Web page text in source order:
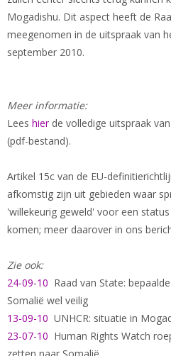
Mogadishu. Dit aspect heeft de
meegenomen in de uitspraak van
september 2010.
Meer informatie:
Lees hierde volledige uitspraak
(pdf-bestand).
Artikel 15c van de EU-
afkomstig zijn uit gebieden waar
'willekeurig geweld' voor een
komen; meer daarover in ons
Zie ook:
24-09-10 Raad van State:
Somalië wel veilig
13-09-10 UNHCR: situatie in
23-07-10 Human Rights Watch